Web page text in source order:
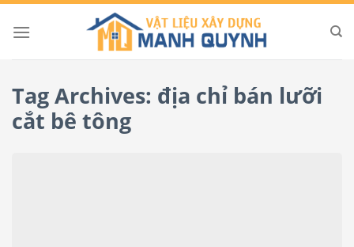
Skip
Tag Archives: địa chỉ bán lưỡi
cắt bê tông